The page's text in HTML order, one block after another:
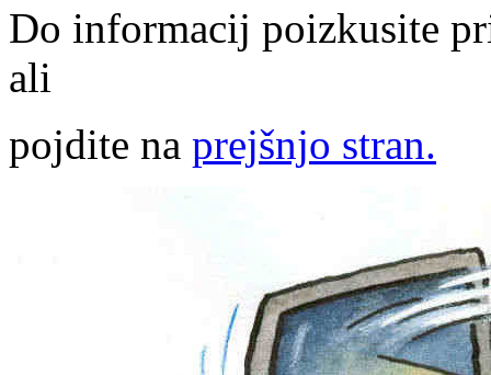
Do informacij poizkusite
ali
pojdite na prejšnjo stran.